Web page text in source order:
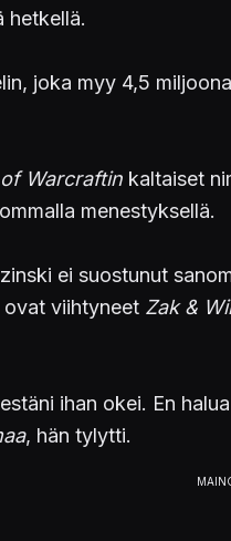
hetkellä.
joka myy 4,5
Warcraftin kaltaiset
menestyksellä.
ei suostunut
ovat viihtyneet Zak &
ihan okei. En
, hän tylytti.